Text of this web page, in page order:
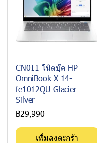
CN011 โน๊ตบุ๊ค HP
OmniBook X 14-
fe1012QU Glacier
Silver
฿29,990
เพิ่มลงตะกร้า